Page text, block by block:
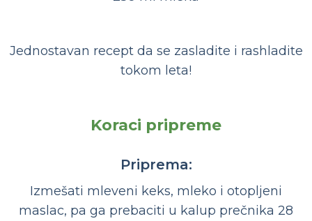
Jednostavan recept da se zasladite i rashladite
tokom leta!
Koraci pripreme
Priprema:
Izmešati mleveni keks, mleko i otopljeni
maslac, pa ga prebaciti u kalup prečnika 28